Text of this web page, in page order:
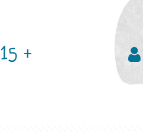
15 +